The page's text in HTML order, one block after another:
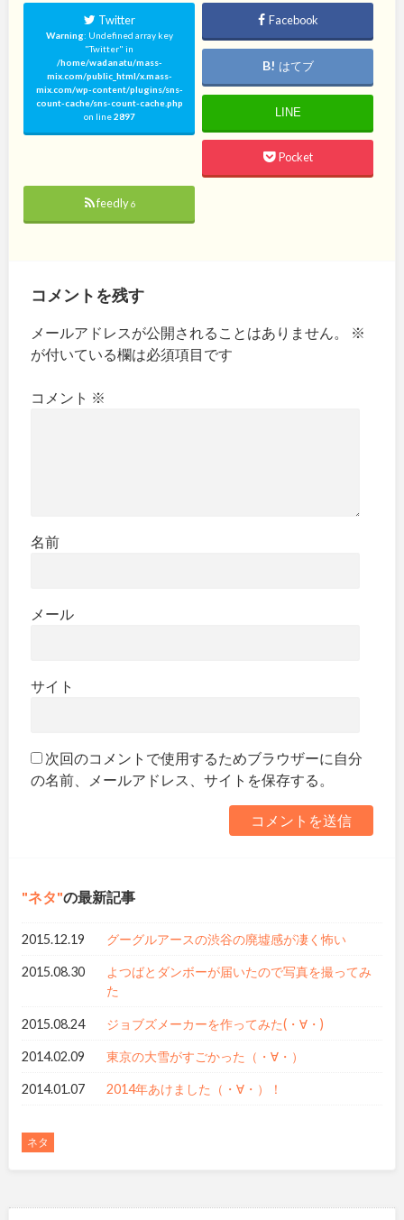
Twitter
Warning: Undefined array key
"Twitter" in
/home/wadanatu/mass-
mix.com/public_html/x.mass-
mix.com/wp-content/plugins/sns-
count-cache/sns-count-cache.php
on line2897
Facebook
はてブ
LINE
Pocket
feedly6
コメントを残す
メールアドレスが公開されることはありません。
※
が付いている欄は必須項目です
コメント ※
名前
メール
サイト
次回のコメントで使用するためブラウザーに自分
の名前、メールアドレス、サイトを保存する。
ネタ の最新記事
2015.12.19 グーグルアースの渋谷の廃墟感が凄く怖い
2015.08.30
よつばとダンボーが届いたので写真を撮ってみ
た
2015.08.24 ジョブズメーカーを作ってみた(・∀・)
2014.02.09 東京の大雪がすごかった（・∀・）
2014.01.07 2014年あけました（・∀・）！
ネタ